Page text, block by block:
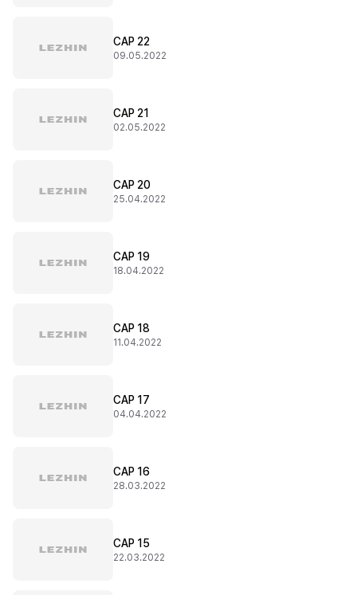
CAP 22
09.05.2022
CAP 21
02.05.2022
CAP 20
25.04.2022
CAP 19
18.04.2022
CAP 18
11.04.2022
CAP 17
04.04.2022
CAP 16
28.03.2022
CAP 15
22.03.2022